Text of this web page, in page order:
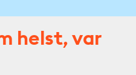
helst, var